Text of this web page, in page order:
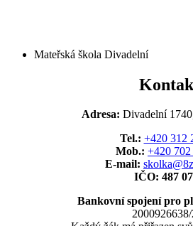
Mateřská škola Divadelní
Adresa: Divadelní
Tel.: +420 312
Mob.: +420
E-mail:
IČO: 487
Bankovní spojení pro